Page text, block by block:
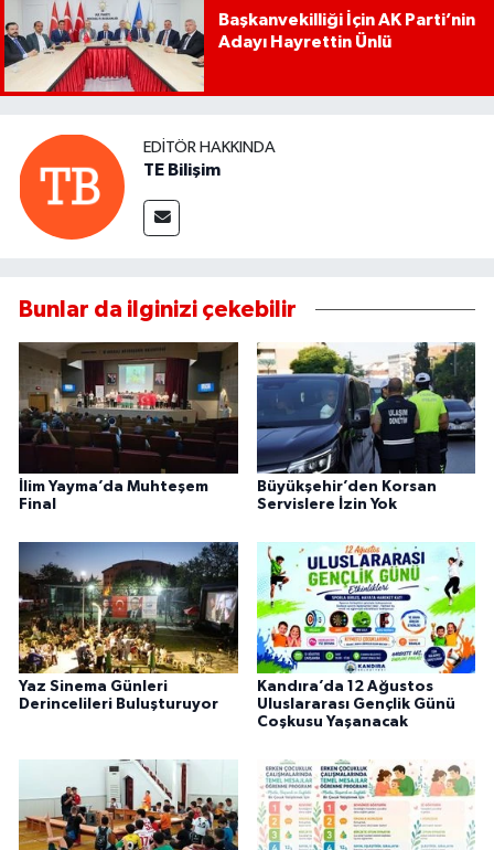
Başkanvekilliği İçin AK Parti’nin
Adayı Hayrettin Ünlü
EDITÖR HAKKINDA
TE Bilişim
Bunlar da ilginizi çekebilir
İlim Yayma’da Muhteşem
Final
Büyükşehir’den Korsan
Servislere İzin Yok
Yaz Sinema Günleri
Derincelileri Buluşturuyor
Kandıra’da 12 Ağustos
Uluslararası Gençlik Günü
Coşkusu Yaşanacak